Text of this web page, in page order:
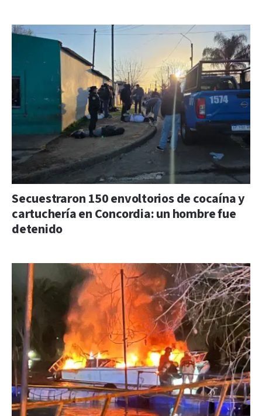
Secuestraron 150 envoltorios de cocaína y
cartuchería en Concordia: un hombre fue
detenido